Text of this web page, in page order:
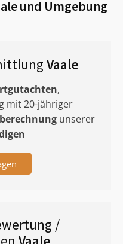
und Umgebung
Vaale
,
mit 20-jähriger
unserer
/